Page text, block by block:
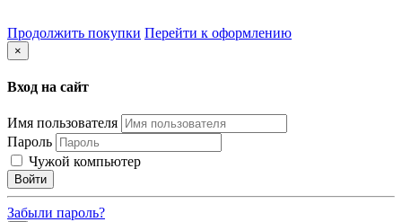
Продолжить покупки Перейти к оформлению
×
Вход на сайт
Имя пользователя
Пароль
Чужой компьютер
Забыли пароль?